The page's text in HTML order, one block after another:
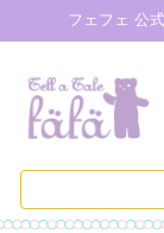
フェフェ 公